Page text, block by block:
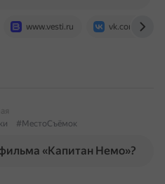
www.vesti.ru vk.com
#МестоСъёмок
«Капитан Немо»?